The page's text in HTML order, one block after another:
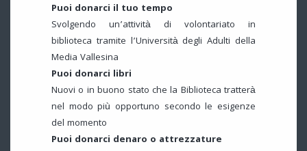
Puoi donarci il tuo tempo
Svolgendo un’attività di volontariato in
biblioteca tramite l’Università degli Adulti della
Media Vallesina
Puoi donarci libri
Nuovi o in buono stato che la Biblioteca tratterà
nel modo più opportuno secondo le esigenze
del momento
Puoi donarci denaro o attrezzature